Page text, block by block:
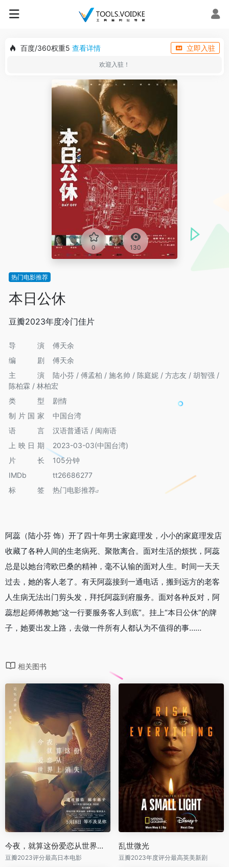
百度/360权重5 查看详情 立即入驻
欢迎入驻！
0 130
热门电影推荐
本日公休
豆瓣2023年度冷门佳片
导演
傅天余
编剧
傅天余
主演
陆小芬 / 傅孟柏 / 施名帅 / 陈庭妮 / 方志友 / 胡智强 /
陈柏霖 / 林柏宏
类型
剧情
制片国家
中国台湾
语言
汉语普通话 / 闽南语
上映日期
2023-03-03(中国台湾)
片长
105分钟
IMDb
tt26686277
标签
热门电影推荐
阿蕊（陆小芬 饰）开了四〸年男士家庭理发，小小的家庭理发店
收藏了各种人间的生老病死、聚散离合。面对生活的烦扰，阿蕊
总是以她台湾欧巴桑的精神，毫不认输的面对人生。时间一天天
过去，她的客人老了。有天阿蕊接到一通电话，搬到远方的老客
人生病无法出门剪头发，拜托阿蕊到府服务。面对各种反对，阿
蕊想起师傅教她“这一行要服务客人到底”。挂上“本日公休”的牌
子，她要出发上路，去做一件所有人都认为不值得的事……
相关图书
今夜，就算这份爱恋从世界上消失
豆瓣2023评分最高日本电影
乱世微光
豆瓣2023年度评分最高英美新剧